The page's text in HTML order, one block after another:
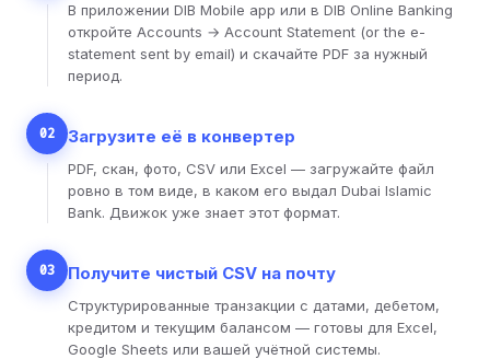
В приложении DIB Mobile app или в DIB Online Banking
откройте Accounts → Account Statement (or the e-
statement sent by email) и скачайте PDF за нужный
период.
02 Загрузите её в конвертер
PDF, скан, фото, CSV или Excel — загружайте файл
ровно в том виде, в каком его выдал Dubai Islamic
Bank. Движок уже знает этот формат.
03 Получите чистый CSV на почту
Структурированные транзакции с датами, дебетом,
кредитом и текущим балансом — готовы для Excel,
Google Sheets или вашей учётной системы.